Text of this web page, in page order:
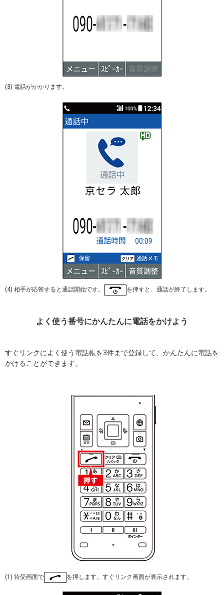
(3) 電話がかかります。
(4) 相手が応答すると通話開始です。 を押すと、通話が終了します。
よく使う番号にかんたんに電話をかけよう
すぐリンクによく使う電話帳を3件まで登録して、かんたんに電話を
かけることができます。
(1) 待受画面で を押します。すぐリンク画面が表示されます。